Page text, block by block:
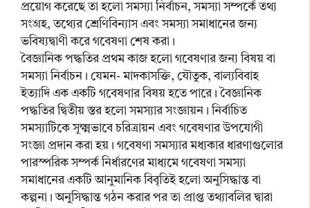
প্রয়োগ করেছে তা হলো সমস্যা নির্বাচন, সমস্যা সম্পর্কে তথ্য
সংগ্রহ, তথ্যের শ্রেণিবিন্যাস এবং সমস্যা সমাধানের জন্য
ভবিষ্যদ্বাণী করে গবেষণা শেষ করা।
বৈজ্ঞানিক পদ্ধতির প্রথম কাজ হলো গবেষণার জন্য বিষয় বা
সমস্যা নির্বাচন। যেমন- মাদকাসক্তি, যৌতুক, বাল্যবিবাহ
ইত্যাদি এক একটি গবেষণার বিষয় হতে পারে। বৈজ্ঞানিক
পদ্ধতির দ্বিতীয় স্তর হলো সমস্যার সংজ্ঞায়ন। নির্বাচিত
সমস্যাটিকে সূক্ষ্মভাবে চরিত্রায়ন এবং গবেষণার উপযোগী
সংজ্ঞা প্রদান করা হয়। গবেষণা সমস্যার মধ্যকার ধারণাগুলোর
পারস্পরিক সম্পর্ক নির্ধারণের মাধ্যমে গবেষণা সমস্যা
সমাধানের একটি আনুমানিক বিবৃতিই হলো অনুসিদ্ধান্ত বা
কল্পনা। অনুসিদ্ধান্ত গঠন করার পর তা প্রাপ্ত তথ্যাবলির দ্বারা